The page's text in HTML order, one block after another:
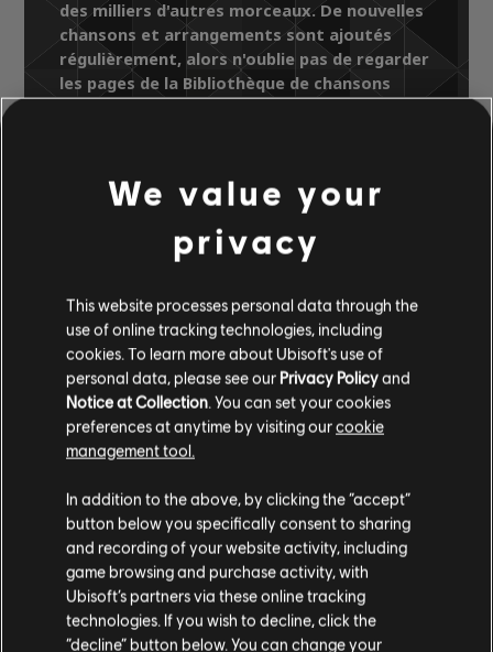
des milliers d'autres morceaux. De nouvelles
chansons et arrangements sont ajoutés
régulièrement, alors n'oublie pas de regarder
les pages de la Bibliothèque de chansons
pour y trouver les derniers ajouts.
Bibliothèque de chansons
Artistes (A à Z)
Jimmy LaFave
ARRANGEMENTS
VÉRIFIÉS
Instrument / Type d'arr. Vérifié Créateur
Arrangement accords
We value your
privacy
This website processes personal data through the
use of online tracking technologies, including
cookies. To learn more about Ubisoft's use of
personal data, please see our Privacy Policyand
Notice at Collection . You can set your cookies
preferences at anytime by visiting ourcookie
management tool.
In addition to the above, by clicking the “accept”
button below you specifically consent to sharing
and recording of your website activity, including
game browsing and purchase activity, with
Ubisoft’s partners via these online tracking
technologies. If you wish to decline, click the
“decline” button below. You can change your